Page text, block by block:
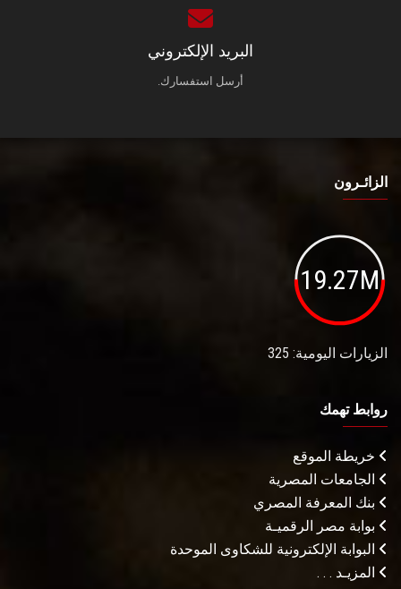
البريد الإلكتروني
أرسل استفسارك.
الزائـرون
19.27M
الزيارات اليومية: 325
روابط تهمك
خريطة الموقع
الجامعات المصرية
بنك المعرفة المصري
بوابة مصر الرقميـة
البوابة الإلكترونية للشكاوى الموحدة
المزيـد . . .